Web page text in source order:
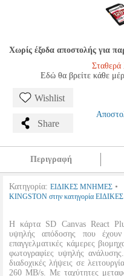
Χωρίς έξοδα αποστολής για
Σταθερά
Εδώ θα βρείτε κάθε
Wishlist
Share
Περιγραφή
Κατηγορία: ΕΙΔΙΚΕΣ ΜΝΗΜΕΣ •
KINGSTON στην κατηγορία
Η κάρτα SD Canvas React
υψηλής απόδοσης που έχουν
επαγγελματικές κάμερες
φωτογραφίες υψηλής
διαδοχικές λήψεις σε
260 MB/s. Με ταχύτητες